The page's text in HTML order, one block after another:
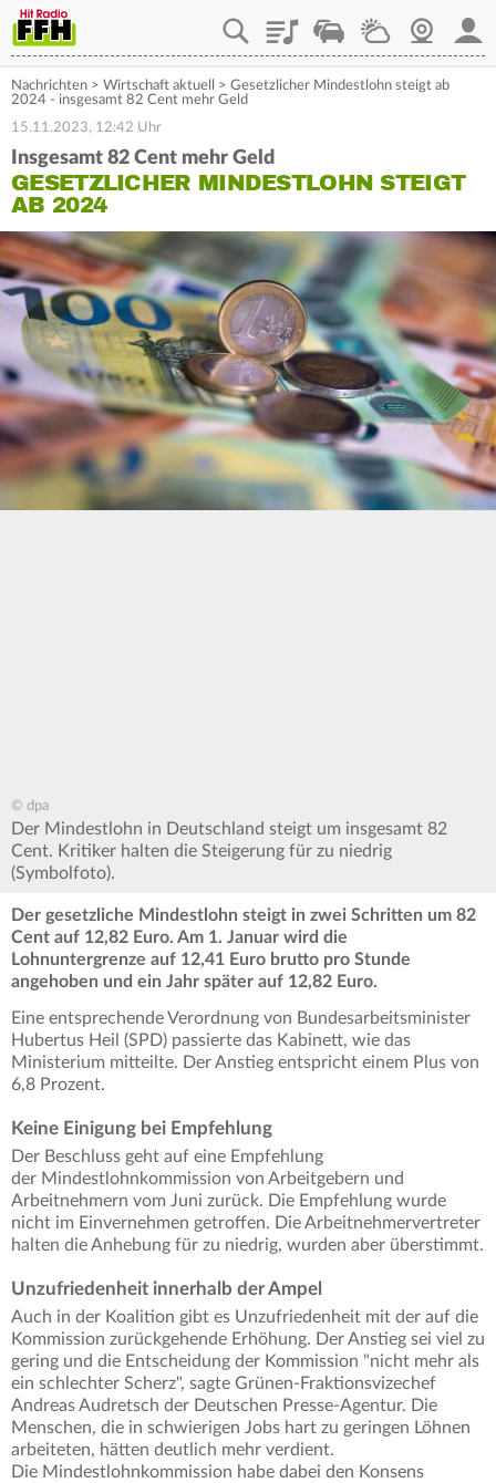
PlaylistStaupilotWetterWebcam
Nachrichten > Wirtschaft aktuell > Gesetzlicher Mindestlohn steigt ab
2024 - insgesamt 82 Cent mehr Geld
15.11.2023, 12:42 Uhr
Insgesamt 82 Cent mehr Geld
GESETZLICHER MINDESTLOHN STEIGT
AB 2024
© dpa
Der Mindestlohn in Deutschland steigt um insgesamt 82
Cent. Kritiker halten die Steigerung für zu niedrig
(Symbolfoto).
Der gesetzliche Mindestlohn steigt in zwei Schritten um 82
Cent auf 12,82 Euro. Am 1. Januar wird die
Lohnuntergrenze auf 12,41 Euro brutto pro Stunde
angehoben und ein Jahr später auf 12,82 Euro.
Eine entsprechende Verordnung von Bundesarbeitsminister
Hubertus Heil (SPD) passierte das Kabinett, wie das
Ministerium mitteilte. Der Anstieg entspricht einem Plus von
6,8 Prozent.
Keine Einigung bei Empfehlung
Der Beschluss geht auf eine Empfehlung
der Mindestlohnkommission von Arbeitgebern und
Arbeitnehmern vom Juni zurück. Die Empfehlung wurde
nicht im Einvernehmen getroffen. Die Arbeitnehmervertreter
halten die Anhebung für zu niedrig, wurden aber überstimmt.
Unzufriedenheit innerhalb der Ampel
Auch in der Koalition gibt es Unzufriedenheit mit der auf die
Kommission zurückgehende Erhöhung. Der Anstieg sei viel zu
gering und die Entscheidung der Kommission "nicht mehr als
ein schlechter Scherz", sagte Grünen-Fraktionsvizechef
Andreas Audretsch der Deutschen Presse-Agentur. Die
Menschen, die in schwierigen Jobs hart zu geringen Löhnen
arbeiteten, hätten deutlich mehr verdient.
Die Mindestlohnkommission habe dabei den Konsens